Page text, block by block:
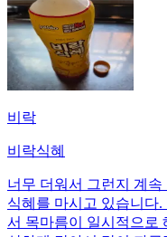
비락
비락식혜
너무 더워서 그런지 계
식혜를 마시고 있습니다
서 목마름이 일시적으로